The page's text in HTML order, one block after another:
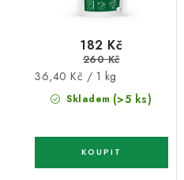
Skladem (>5 ks)
182 Kč
260 Kč
Měrná
cena:
36,40 Kč / 1 kg